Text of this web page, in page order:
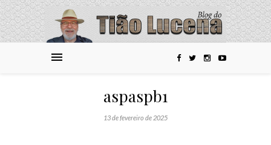
aspaspb1
13 de fevereiro de 2025